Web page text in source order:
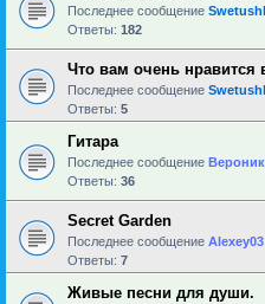
Последнее сообщение
Ответы: 182
Что вам очень нравится
Последнее сообщение
Ответы: 5
Гитара
Последнее сообщение
Ответы: 36
Secret Garden
Последнее сообщение Alexey03
Ответы: 7
Живые песни для души.